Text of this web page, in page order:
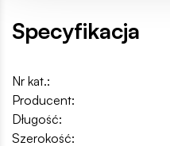
Specyfikacja
Nr kat.:
Producent:
Długość:
Szerokość: